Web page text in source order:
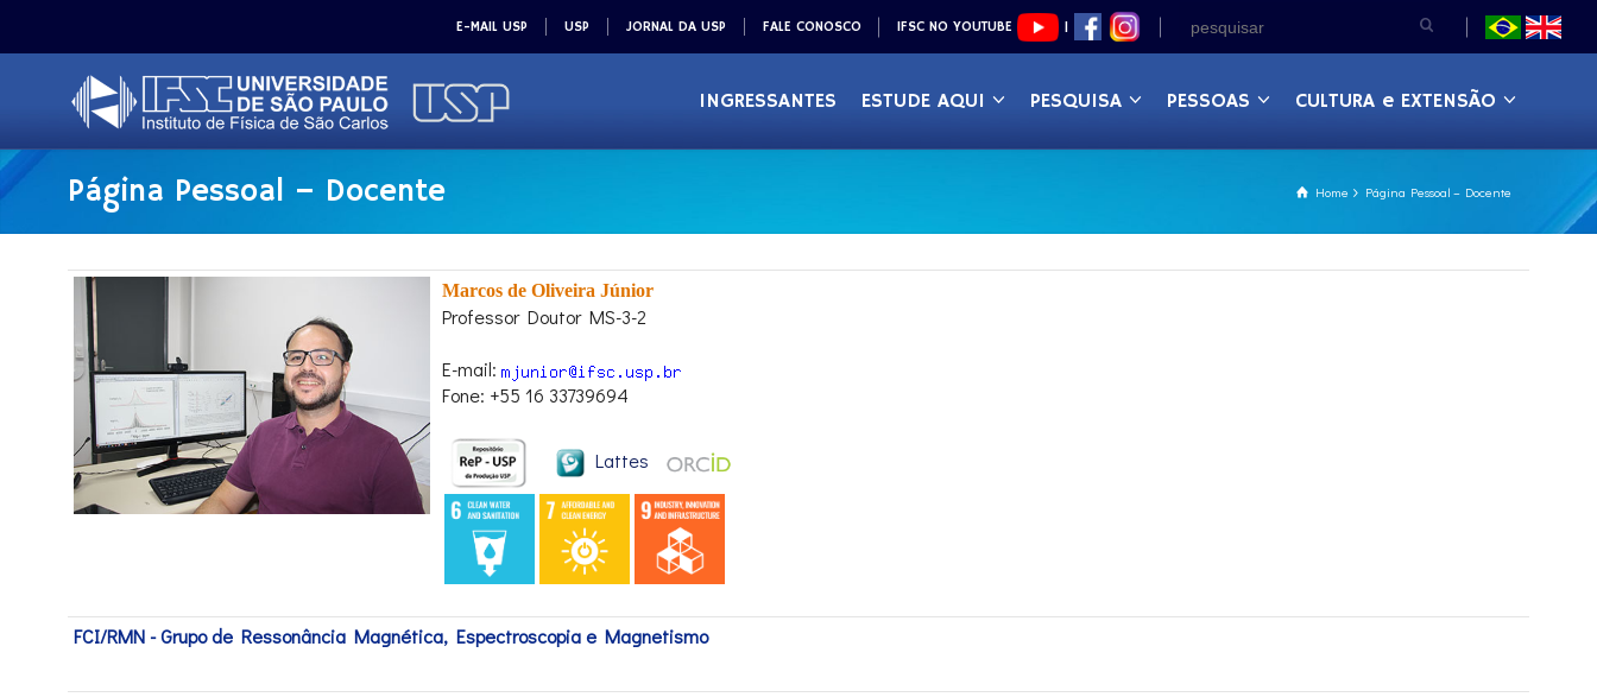
E-MAIL USP USP JORNAL DA USP FALE CONOSCO IFSC NO YOUTUBE |
INGRESSANTES ESTUDE AQUI PESQUISA PESSOAS CULTURA e EXTENSÃO
Home Página Pessoal – Docente
Página Pessoal – Docente
Marcos de Oliveira Júnior
Professor Doutor MS-3-2
E-mail:
Fone: +55 16 33739694
Lattes
FCI/RMN - Grupo de Ressonância Magnética, Espectroscopia e Magnetismo